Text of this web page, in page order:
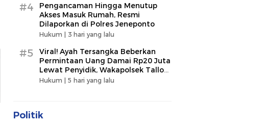
#4
Pengancaman Hingga Menutup
Akses Masuk Rumah, Resmi
Dilaporkan di Polres Jeneponto
Hukum | 3 hari yang lalu
#5
Viral! Ayah Tersangka Beberkan
Permintaan Uang Damai Rp20 Juta
Lewat Penyidik, Wakapolsek Tallo
Klarifikasi Soal Terima Uang Rp3
Hukum | 5 hari yang lalu
Politik